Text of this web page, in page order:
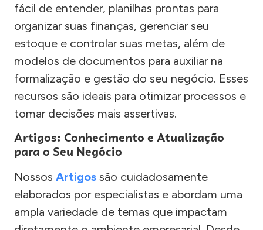
fácil de entender, planilhas prontas para
organizar suas finanças, gerenciar seu
estoque e controlar suas metas, além de
modelos de documentos para auxiliar na
formalização e gestão do seu negócio. Esses
recursos são ideais para otimizar processos e
tomar decisões mais assertivas.
Artigos: Conhecimento e Atualização
para o Seu Negócio
Nossos Artigos são cuidadosamente
elaborados por especialistas e abordam uma
ampla variedade de temas que impactam